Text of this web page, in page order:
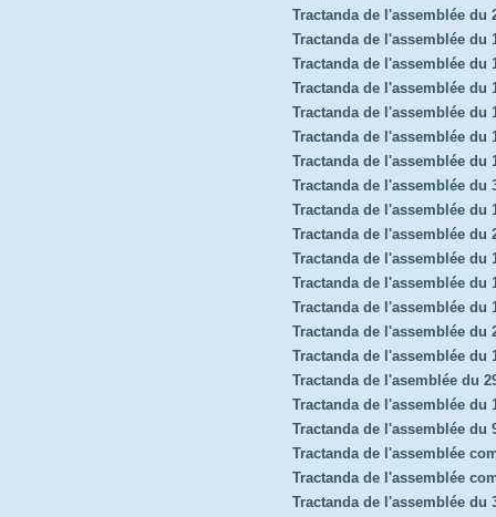
Tractanda de l'assemblée du
Tractanda de l'assemblée du
Tractanda de l'assemblée du
Tractanda de l'assemblée du
Tractanda de l'assemblée du
Tractanda de l'assemblée du
Tractanda de l'assemblée du
Tractanda de l'assemblée du
Tractanda de l'assemblée du
Tractanda de l'assemblée du
Tractanda de l'assemblée du
Tractanda de l'assemblée du
Tractanda de l'assemblée du
Tractanda de l'assemblée du
Tractanda de l'assemblée du
Tractanda de l'asemblée du
Tractanda de l'assemblée du
Tractanda de l'assemblée du
Tractanda de l'assemblée
Tractanda de l'assemblée
Tractanda de l'assemblée du